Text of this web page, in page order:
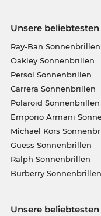
Unsere
Ray-Ban Sonnenbrillen
Oakley Sonnenbrillen
Persol Sonnenbrillen
Carrera Sonnenbrillen
Polaroid Sonnenbrillen
Emporio Armani
Michael Kors
Guess Sonnenbrillen
Ralph Sonnenbrillen
Burberry Sonnenbrillen
Unsere